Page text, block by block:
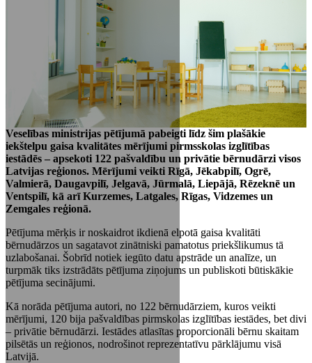
Veselības ministrijas pētījumā pabeigti līdz šim plašākie
iekštelpu gaisa kvalitātes mērījumi pirmsskolas izglītības
iestādēs – apsekoti 122 pašvaldību un privātie bērnudārzi visos
Latvijas reģionos. Mērījumi veikti Rīgā, Jēkabpilī, Ogrē,
Valmierā, Daugavpilī, Jelgavā, Jūrmalā, Liepājā, Rēzeknē un
Ventspilī, kā arī Kurzemes, Latgales, Rīgas, Vidzemes un
Zemgales reģionā.
Pētījuma mērķis ir noskaidrot ikdienā elpotā gaisa kvalitāti
bērnudārzos un sagatavot zinātniski pamatotus priekšlikumus tā
uzlabošanai. Šobrīd notiek iegūto datu apstrāde un analīze, un
turpmāk tiks izstrādāts pētījuma ziņojums un publiskoti būtiskākie
pētījuma secinājumi.
Kā norāda pētījuma autori, no 122 bērnudārziem, kuros veikti
mērījumi, 120 bija pašvaldības pirmskolas izglītības iestādes, bet divi
– privātie bērnudārzi. Iestādes atlasītas proporcionāli bērnu skaitam
pilsētās un reģionos, nodrošinot reprezentatīvu pārklājumu visā
Latvijā.